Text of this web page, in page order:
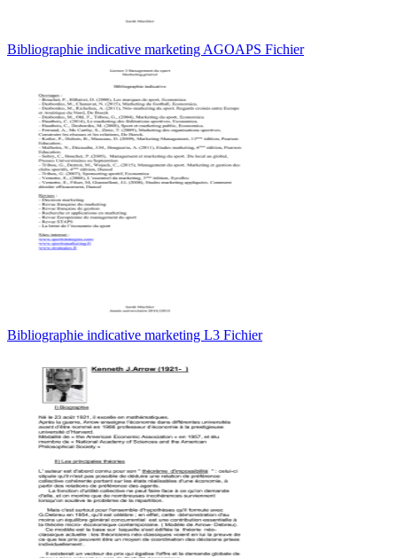
Bibliographie indicative marketing AGOAPS Fichier
Bibliographie indicative marketing L3 Fichier